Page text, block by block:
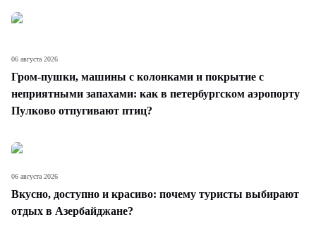
Гром-пушки, машины с колонками и покрытие с
неприятными запахами: как в петербургском аэропорту
Пулково отпугивают птиц?
06 августа 2026
Вкусно, доступно и красиво: почему туристы выбирают
отдых в Азербайджане?
06 августа 2026